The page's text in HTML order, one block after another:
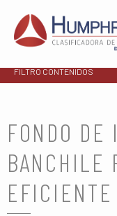
FILTRO CONTENIDOS
FONDO DE
BANCHILE
EFICIENTE